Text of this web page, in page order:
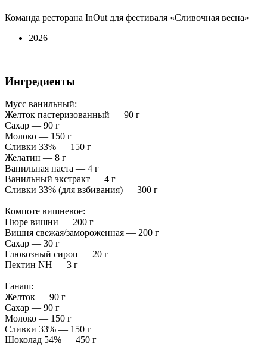
Команда ресторана InOut для фестиваля «Сливочная весна»
2026
Ингредиенты
Мусс ванильный:
Желток пастеризованный — 90 г
Сахар — 90 г
Молоко — 150 г
Сливки 33% — 150 г
Желатин — 8 г
Ванильная паста — 4 г
Ванильный экстракт — 4 г
Сливки 33% (для взбивания) — 300 г
Компоте вишневое:
Пюре вишни — 200 г
Вишня свежая/замороженная — 200 г
Сахар — 30 г
Глюкозный сироп — 20 г
Пектин NH — 3 г
Ганаш:
Желток — 90 г
Сахар — 90 г
Молоко — 150 г
Сливки 33% — 150 г
Шоколад 54% — 450 г